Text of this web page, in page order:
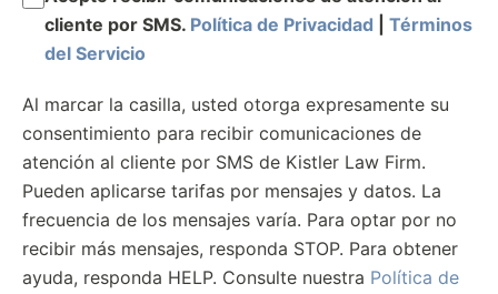
cliente por SMS. Política de Privacidad
Términos
del Servicio
Al marcar la casilla, usted otorga expresamente su
consentimiento para recibir comunicaciones de
atención al cliente por SMS de Kistler Law Firm.
Pueden aplicarse tarifas por mensajes y datos. La
frecuencia de los mensajes varía. Para optar por no
recibir más mensajes, responda STOP. Para obtener
ayuda, responda HELP. Consulte nuestra Política de